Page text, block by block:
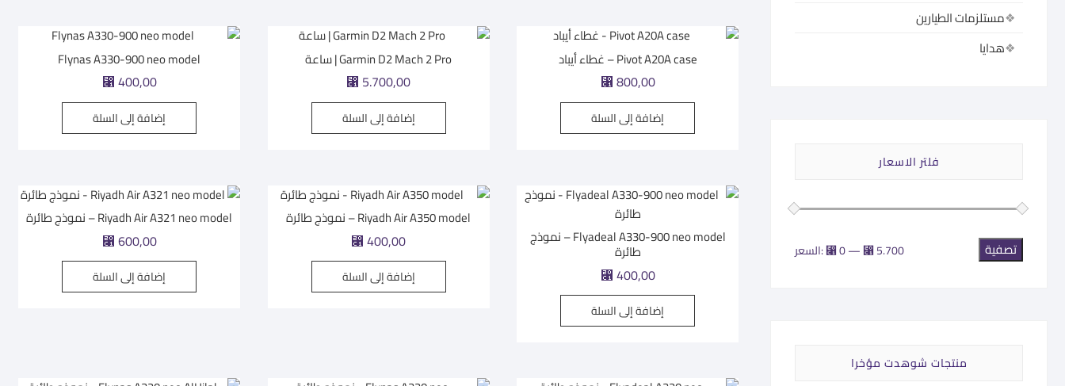
Pivot A20A case – غطاء أيباد
⃁800,00
إضافة إلى السلة
Garmin D2 Mach 2 Pro | ساعة
⃁ 5.700,00
إضافة إلى السلة
Flynas A330-900 neo model
⃁400,00
إضافة إلى السلة
Flyadeal A330-900 neo model – نموذج
طائرة
⃁400,00
إضافة إلى السلة
Riyadh Air A350 model – نموذج طائرة
⃁400,00
إضافة إلى السلة
Riyadh Air A321 neo model – نموذج طائرة
⃁600,00
إضافة إلى السلة
مستلزمات الطيارين
هدايا
فلتر الاسعار
تصفية السعر:⃁ 0—⃁ 5.700
منتجات شوهدت مؤخرا